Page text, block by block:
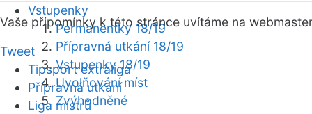
Vstupenky
Permanentky 18/19
Přípravná utkání 18/19
Vstupenky 18/19
Uvolňování míst
Zvýhodněné
Vaše připomínky k této stránce uvítáme na webmaster
Tweet
Tipsport extraliga
Přípravná utkání
Liga mistrů